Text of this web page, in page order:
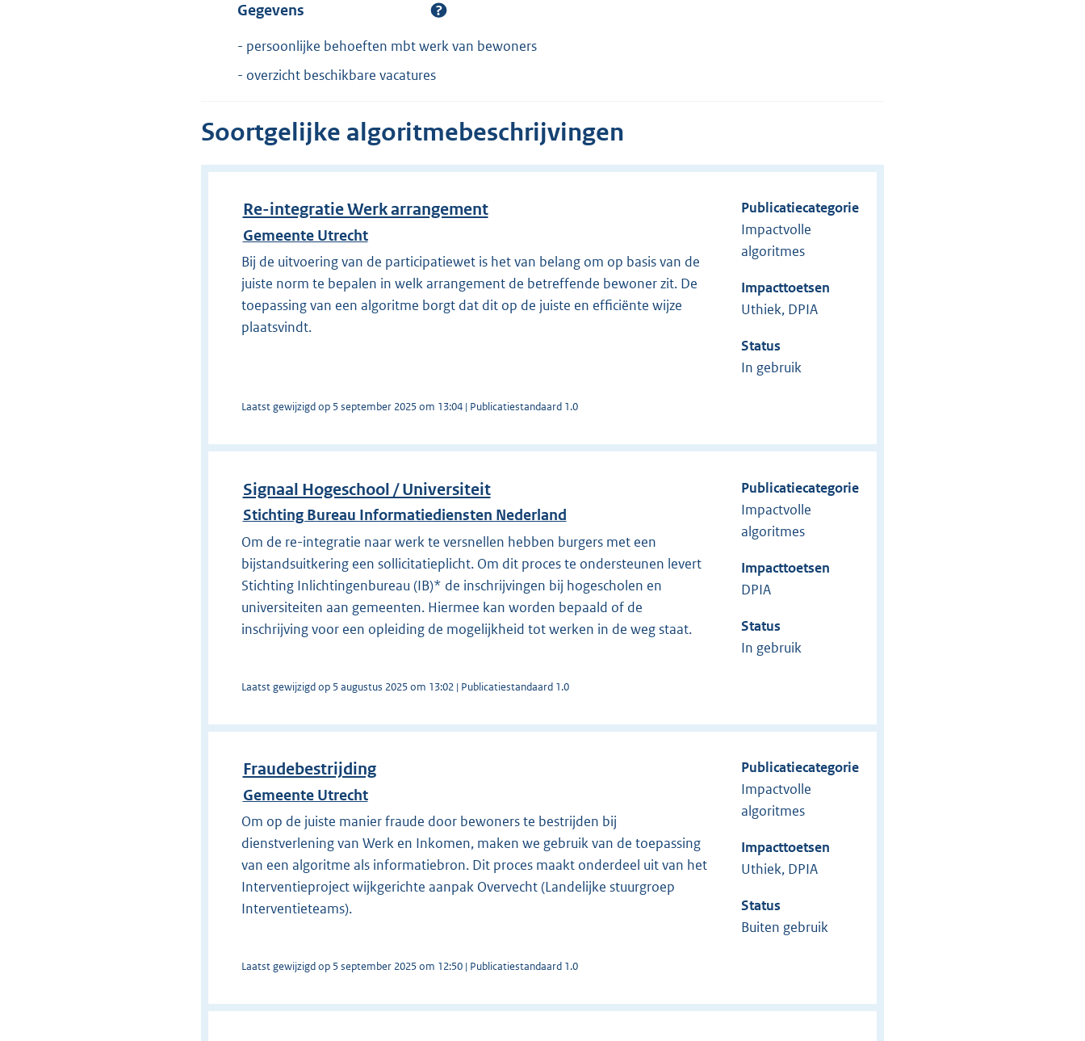
Gegevens
- persoonlijke behoeften mbt werk van bewoners
- overzicht beschikbare vacatures
Soortgelijke algoritmebeschrijvingen
Re-integratie Werk arrangement
Gemeente Utrecht
Bij de uitvoering van de participatiewet is het van belang om op basis van de
juiste norm te bepalen in welk arrangement de betreffende bewoner zit. De
toepassing van een algoritme borgt dat dit op de juiste en efficiënte wijze
plaatsvindt.
Laatst gewijzigd op 5 september 2025 om 13:04 | Publicatiestandaard 1.0
Publicatiecategorie
Impactvolle
algoritmes
Impacttoetsen
Uthiek, DPIA
Status
In gebruik
Signaal Hogeschool / Universiteit
Stichting Bureau Informatiediensten Nederland
Om de re-integratie naar werk te versnellen hebben burgers met een
bijstandsuitkering een sollicitatieplicht. Om dit proces te ondersteunen levert
Stichting Inlichtingenbureau (IB)* de inschrijvingen bij hogescholen en
universiteiten aan gemeenten. Hiermee kan worden bepaald of de
inschrijving voor een opleiding de mogelijkheid tot werken in de weg staat.
Laatst gewijzigd op 5 augustus 2025 om 13:02 | Publicatiestandaard 1.0
Publicatiecategorie
Impactvolle
algoritmes
Impacttoetsen
DPIA
Status
In gebruik
Fraudebestrijding
Gemeente Utrecht
Om op de juiste manier fraude door bewoners te bestrijden bij
dienstverlening van Werk en Inkomen, maken we gebruik van de toepassing
van een algoritme als informatiebron. Dit proces maakt onderdeel uit van het
Interventieproject wijkgerichte aanpak Overvecht (Landelijke stuurgroep
Interventieteams).
Laatst gewijzigd op 5 september 2025 om 12:50 | Publicatiestandaard 1.0
Publicatiecategorie
Impactvolle
algoritmes
Impacttoetsen
Uthiek, DPIA
Status
Buiten gebruik